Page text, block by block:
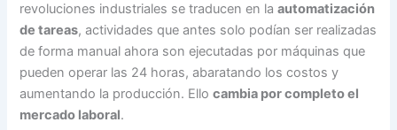
revoluciones industriales se traducen en laautomatización
de tareas, actividades que antes solo podían ser realizadas
de forma manual ahora son ejecutadas por máquinas que
pueden operar las 24 horas, abaratando los costos y
aumentando la producción. Ellocambia por completo el
mercado laboral.